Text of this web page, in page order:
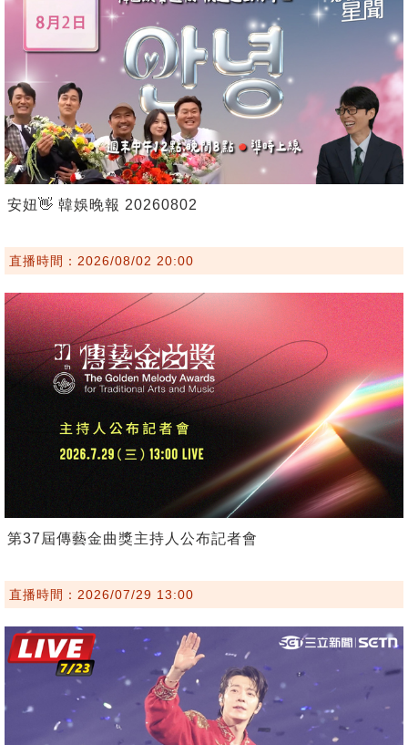
安妞👋 韓娛晚報 20260802
直播時間：2026/08/02 20:00
第37屆傳藝金曲獎主持人公布記者會
直播時間：2026/07/29 13:00